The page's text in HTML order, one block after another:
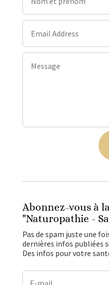
Abonnez-vous à
"Naturopathie -
Pas de spam juste une
dernières infos publiées
Des infos pour votre